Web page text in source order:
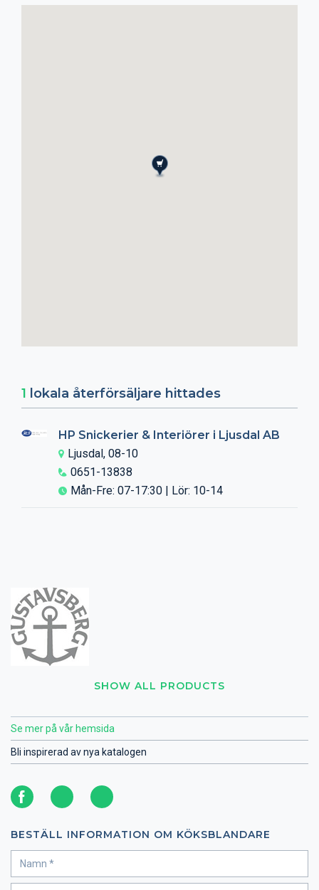
SHOW ALL PRODUCTS
Se mer på vår hemsida
Bli inspirerad av nya katalogen
BESTÄLL INFORMATION OM KÖKSBLANDARE
1 lokala återförsäljare hittades
HP Snickerier & Interiörer i Ljusdal AB
Ljusdal, 08-10
0651-13838
Mån-Fre: 07-17:30 | Lör: 10-14